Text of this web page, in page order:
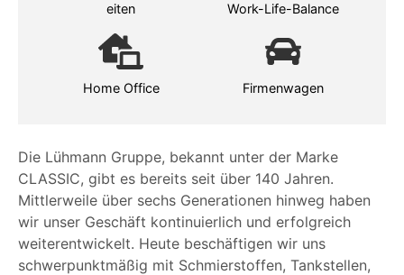
Die Lühmann Gruppe, bekannt unter der Marke
CLASSIC, gibt es bereits seit über 140 Jahren.
Mittlerweile über sechs Generationen hinweg haben
wir unser Geschäft kontinuierlich und erfolgreich
weiterentwickelt. Heute beschäftigen wir uns
schwerpunktmäßig mit Schmierstoffen, Tankstellen,
eiten
Work-Life-Balance
Home Office Firmenwagen